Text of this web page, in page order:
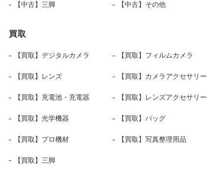
【中古】三脚 【中古】その他
買取
【買取】デジタルカメラ 【買取】フィルムカメラ
【買取】レンズ 【買取】カメラアクセサリー
【買取】充電池・充電器 【買取】レンズアクセサリー
【買取】光学機器 【買取】バッグ
【買取】プロ機材 【買取】写真整理用品
【買取】三脚